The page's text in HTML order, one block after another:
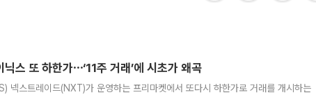
스 또 하한가⋯‘11주 거래’에 시초가 왜곡
넥스트레이드(NXT)가 운영하는 프리마켓에서 또다시 하한가로 거래를 개시하는